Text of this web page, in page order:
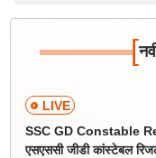
[
LIVE
SSC GD Constable
एसएससी जीडी कांस्टेबल